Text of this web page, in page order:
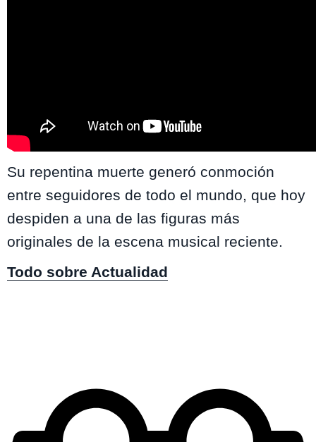
Su repentina muerte generó conmoción
entre seguidores de todo el mundo, que hoy
despiden a una de las figuras más
originales de la escena musical reciente.
Todo sobre Actualidad